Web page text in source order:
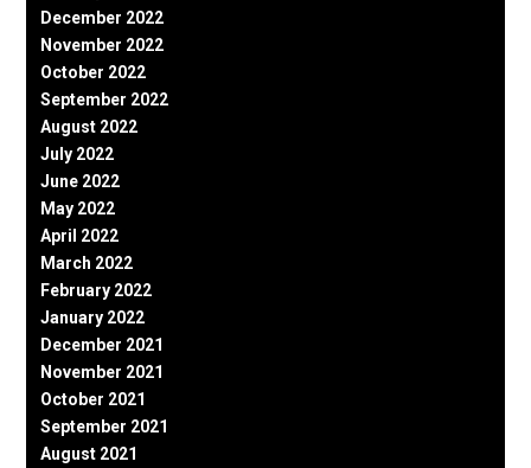
December 2022
November 2022
October 2022
September 2022
August 2022
July 2022
June 2022
May 2022
April 2022
March 2022
February 2022
January 2022
December 2021
November 2021
October 2021
September 2021
August 2021